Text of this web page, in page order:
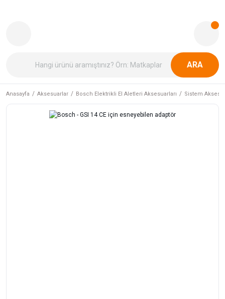
ARA
Anasayfa Aksesuarlar Bosch Elektrikli El Aletleri Aksesuarları Sistem